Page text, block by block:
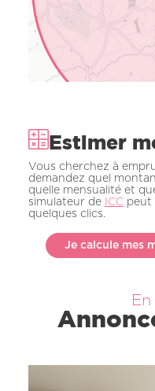
Estimer
Vous cherchez à
demandez quel
quelle mensualité et
simulateur de
ICC peut
quelques clics.
Je calcule mes